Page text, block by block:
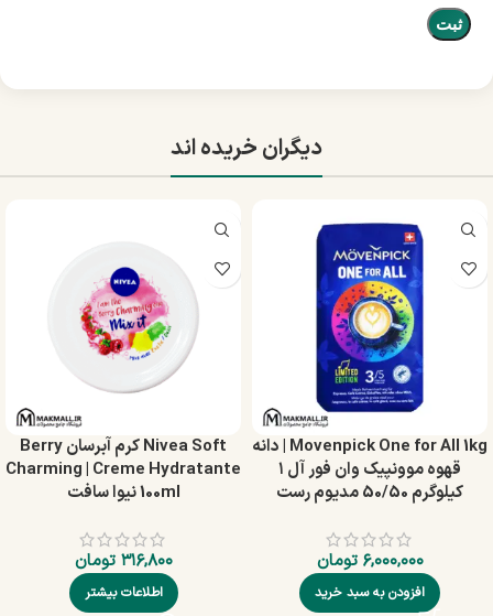
دیگران خریده اند
Movenpick One for All 1kg | دانه
قهوه موونپیک وان فور آل ۱
کیلوگرم 50/50 مدیوم رست
۶,۰۰۰,۰۰۰ تومان
افزودن به سبد خرید
Nivea Soft کرم آبرسان Berry
Charming | Creme Hydratante
100ml نیوا سافت
۳۱۶,۸۰۰ تومان
اطلاعات بیشتر